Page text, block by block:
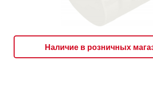
Наличие в розничных